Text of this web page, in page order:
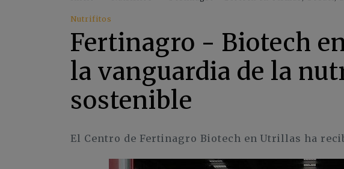
Nutrifitos
Fertinagro - Biotech
la vanguardia de la
sostenible
El Centro de Fertinagro Biotech en Utrillas ha